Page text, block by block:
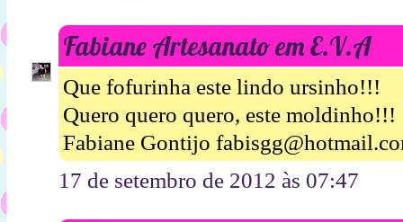
Fabiane Artesanato em E.V.A
Que fofurinha este lindo ursinho!!!
Quero quero quero, este moldinho!!!
Fabiane Gontijo
17 de setembro de 2012 às 07:47